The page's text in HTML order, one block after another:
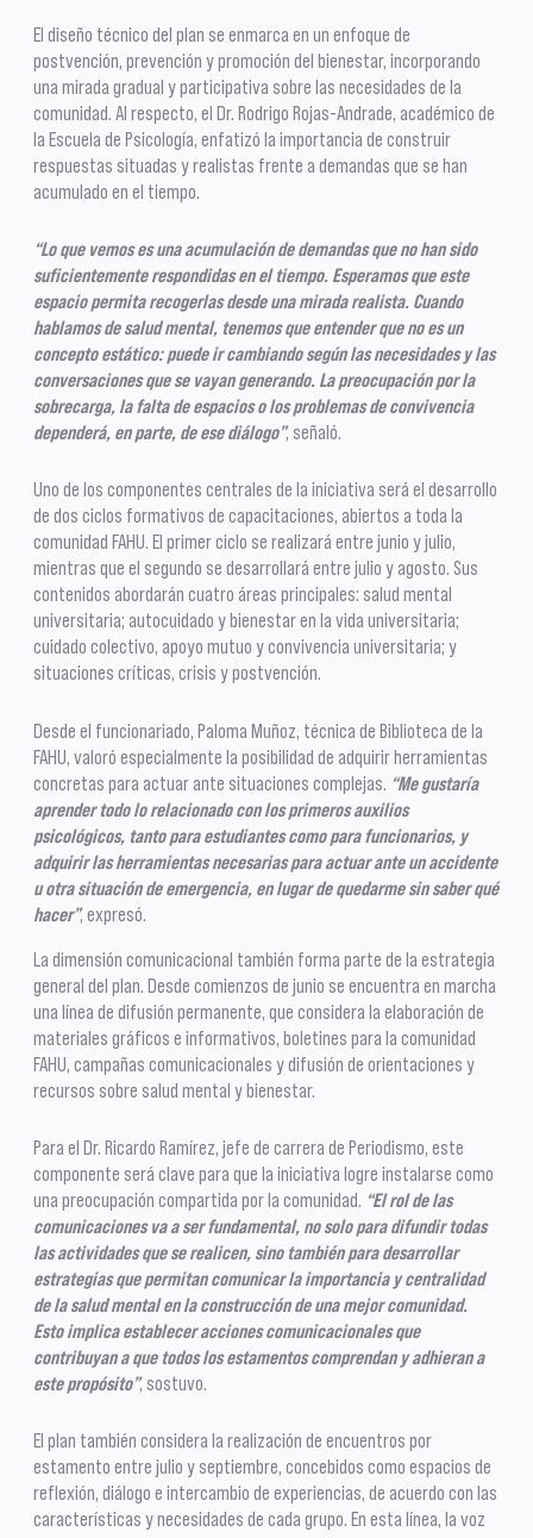
El diseño técnico del plan se enmarca en un enfoque de
postvención, prevención y promoción del bienestar, incorporando
una mirada gradual y participativa sobre las necesidades de la
comunidad. Al respecto, el Dr. Rodrigo Rojas-Andrade, académico de
la Escuela de Psicología, enfatizó la importancia de construir
respuestas situadas y realistas frente a demandas que se han
acumulado en el tiempo.
“Lo que vemos es una acumulación de demandas que no han sido
suficientemente respondidas en el tiempo. Esperamos que este
espacio permita recogerlas desde una mirada realista. Cuando
hablamos de salud mental, tenemos que entender que no es un
concepto estático: puede ir cambiando según las necesidades y las
conversaciones que se vayan generando. La preocupación por la
sobrecarga, la falta de espacios o los problemas de convivencia
dependerá, en parte, de ese diálogo”, señaló.
Uno de los componentes centrales de la iniciativa será el desarrollo
de dos ciclos formativos de capacitaciones, abiertos a toda la
comunidad FAHU. El primer ciclo se realizará entre junio y julio,
mientras que el segundo se desarrollará entre julio y agosto. Sus
contenidos abordarán cuatro áreas principales: salud mental
universitaria; autocuidado y bienestar en la vida universitaria;
cuidado colectivo, apoyo mutuo y convivencia universitaria; y
situaciones críticas, crisis y postvención.
Desde el funcionariado, Paloma Muñoz, técnica de Biblioteca de la
FAHU, valoró especialmente la posibilidad de adquirir herramientas
concretas para actuar ante situaciones complejas. “Me gustaría
aprender todo lo relacionado con los primeros auxilios
psicológicos, tanto para estudiantes como para funcionarios, y
adquirir las herramientas necesarias para actuar ante un accidente
u otra situación de emergencia, en lugar de quedarme sin saber qué
hacer”, expresó.
La dimensión comunicacional también forma parte de la estrategia
general del plan. Desde comienzos de junio se encuentra en marcha
una línea de difusión permanente, que considera la elaboración de
materiales gráficos e informativos, boletines para la comunidad
FAHU, campañas comunicacionales y difusión de orientaciones y
recursos sobre salud mental y bienestar.
Para el Dr. Ricardo Ramírez, jefe de carrera de Periodismo, este
componente será clave para que la iniciativa logre instalarse como
una preocupación compartida por la comunidad. “El rol de las
comunicaciones va a ser fundamental, no solo para difundir todas
las actividades que se realicen, sino también para desarrollar
estrategias que permitan comunicar la importancia y centralidad
de la salud mental en la construcción de una mejor comunidad.
Esto implica establecer acciones comunicacionales que
contribuyan a que todos los estamentos comprendan y adhieran a
este propósito”, sostuvo.
El plan también considera la realización de encuentros por
estamento entre julio y septiembre, concebidos como espacios de
reflexión, diálogo e intercambio de experiencias, de acuerdo con las
características y necesidades de cada grupo. En esta línea, la voz